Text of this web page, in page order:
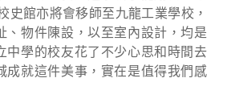
史館亦將會移師至九龍工業學校，
、物件陳設，以至室內設計，均是
中學的校友花了不少心思和時間去
成就這件美事，實在是值得我們感